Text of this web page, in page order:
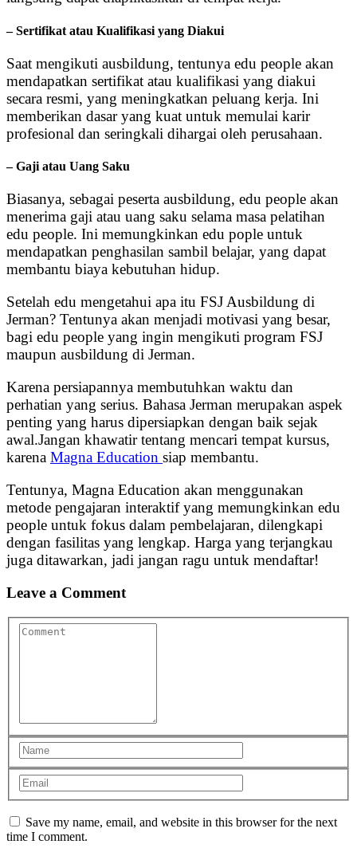
– Sertifikat atau Kualifikasi yang Diakui
Saat mengikuti ausbildung, tentunya edu people akan
mendapatkan sertifikat atau kualifikasi yang diakui
secara resmi, yang meningkatkan peluang kerja. Ini
memberikan dasar yang kuat untuk memulai karir
profesional dan seringkali dihargai oleh perusahaan.
– Gaji atau Uang Saku
Biasanya, sebagai peserta ausbildung, edu people akan
menerima gaji atau uang saku selama masa pelatihan
edu people. Ini memungkinkan edu pople untuk
mendapatkan penghasilan sambil belajar, yang dapat
membantu biaya kebutuhan hidup.
Setelah edu mengetahui apa itu FSJ Ausbildung di
Jerman? Tentunya akan menjadi motivasi yang besar,
bagi edu people yang ingin mengikuti program FSJ
maupun ausbildung di Jerman.
Karena persiapannya membutuhkan waktu dan
perhatian yang serius. Bahasa Jerman merupakan aspek
penting yang harus dipersiapkan dengan baik sejak
awal.Jangan khawatir tentang mencari tempat kursus,
karena Magna Education siap membantu.
Tentunya, Magna Education akan menggunakan
metode pengajaran interaktif yang memungkinkan edu
people untuk fokus dalam pembelajaran, dilengkapi
dengan fasilitas yang lengkap. Harga yang terjangkau
juga ditawarkan, jadi jangan ragu untuk mendaftar!
Leave a Comment
Save my name, email, and website in this browser for the next
time I comment.